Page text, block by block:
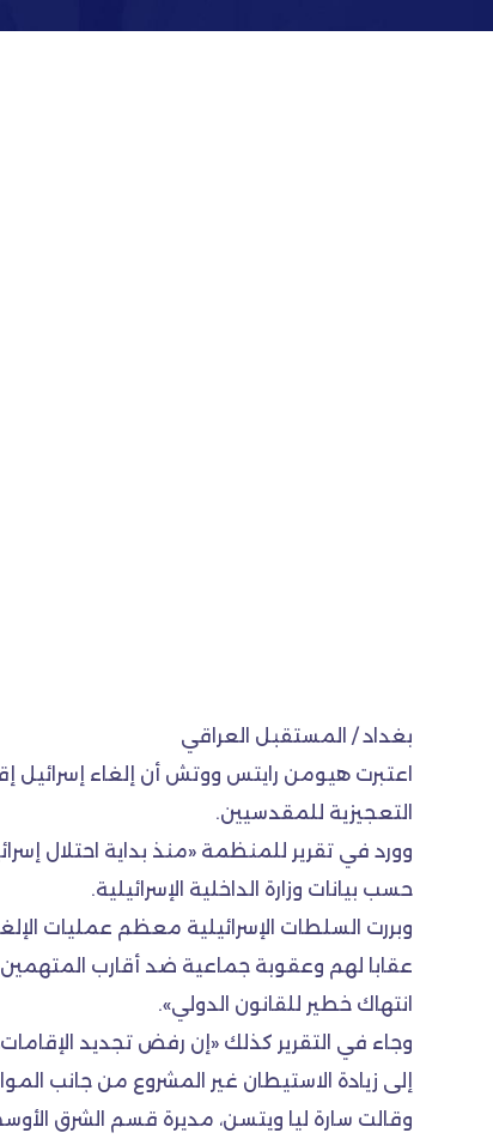
بغداد / المستقبل العراقي
اعتبرت هيومن رايتس ووتش أن إلغاء إسرائيل
التعجيزية للمقدسيين.
حسب بيانات وزارة الداخلية الإسرائيلية.
وبررت السلطات الإسرائيلية معظم عمليات
عقابا لهم وعقوبة جماعية ضد أقارب
انتهاك خطير للقانون الدولي».
وجاء في التقرير كذلك «إن رفض تجديد
إلى زيادة الاستيطان غير المشروع من جانب
وقالت سارة ليا ويتسن، مديرة قسم الشرق